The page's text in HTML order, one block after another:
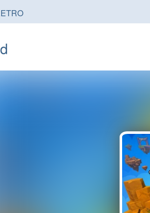
HRY